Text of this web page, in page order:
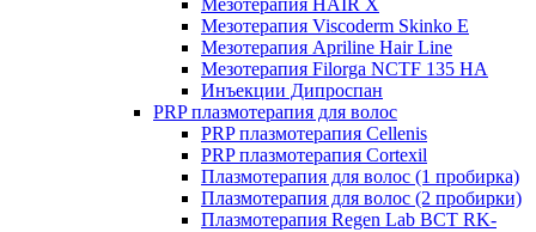
Мезотерапия HAIR X
Мезотерапия Viscoderm Skinko E
Мезотерапия Apriline Hair Line
Мезотерапия Filorga NCTF 135 HA
Инъекции Дипроспан
PRP плазмотерапия для волос
PRP плазмотерапия Cellenis
PRP плазмотерапия Cortexil
Плазмотерапия для волос (1 пробирка)
Плазмотерапия для волос (2 пробирки)
Плазмотерапия Regen Lab BCT RK-